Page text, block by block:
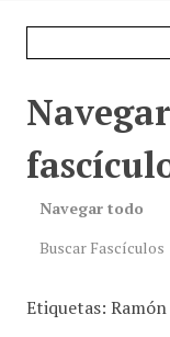
Navegar todo
Buscar Fascículos
Etiquetas: